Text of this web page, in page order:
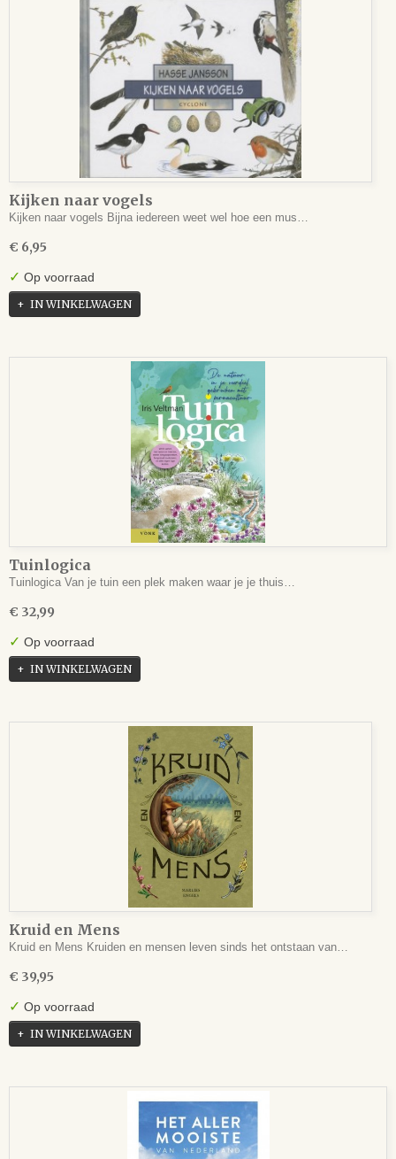
Kijken naar vogels
Kijken naar vogels Bijna iedereen weet wel hoe een mus…
€ 6,95
✓ Op voorraad
IN WINKELWAGEN
Tuinlogica
Tuinlogica Van je tuin een plek maken waar je je thuis…
€ 32,99
✓ Op voorraad
IN WINKELWAGEN
Kruid en Mens
Kruid en Mens Kruiden en mensen leven sinds het ontstaan van…
€ 39,95
✓ Op voorraad
IN WINKELWAGEN